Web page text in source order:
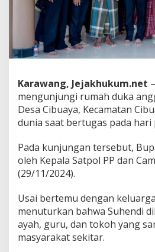
D
u
k
a
A
n
g
o
t
a
K
P
S
y
g
M
e
n
i
Karawang, Jejakhukum.net
mengunjungi rumah duka
Desa Cibuaya, Kecamatan
dunia saat bertugas pada hari
Pada kunjungan tersebut,
oleh Kepala Satpol PP dan
(29/11/2024).
Usai bertemu dengan
menuturkan bahwa Suhendi
ayah, guru, dan tokoh yang
masyarakat sekitar.